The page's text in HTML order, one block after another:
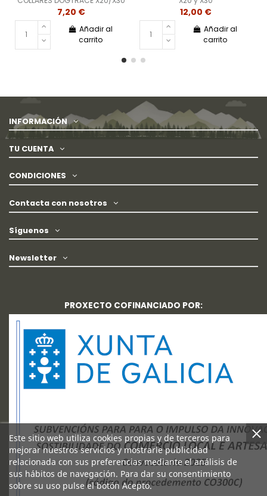
7,20 €
Añadir al
carrito
12,00 €
Añadir al
carrito
INFORMACIÓN
TU CUENTA
CONDICIONES
Contacta con nosotros
Este sitio web utiliza cookies propias y de terceros para
mejorar nuestros servicios y mostrarle publicidad
relacionada con sus preferencias mediante el análisis de
sus hábitos de navegación. Para dar su consentimiento
sobre su uso pulse el botón Acepto.
Síguenos
Newsletter
PROXECTO COFINANCIADO POR: